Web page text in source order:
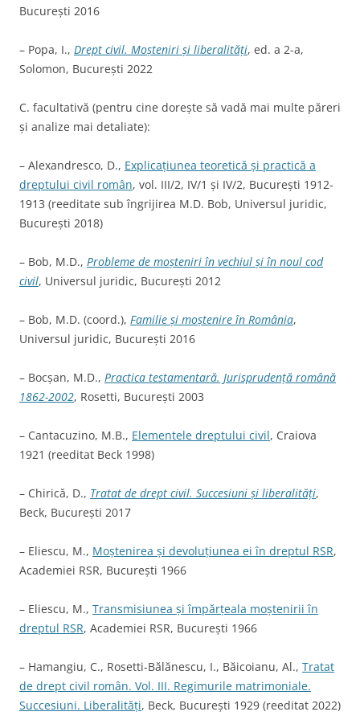
București 2016
– Popa, I., Drept civil. Moșteniri și liberalități, ed. a 2-a,
Solomon, București 2022
C. facultativă (pentru cine dorește să vadă mai multe păreri
și analize mai detaliate):
– Alexandresco, D., Explicațiunea teoretică și practică a
dreptului civil român, vol. III/2, IV/1 și IV/2, București 1912-
1913 (reeditate sub îngrijirea M.D. Bob, Universul juridic,
București 2018)
– Bob, M.D., Probleme de moșteniri în vechiul și în noul cod
civil, Universul juridic, București 2012
– Bob, M.D. (coord.), Familie și moștenire în România,
Universul juridic, București 2016
– Bocșan, M.D., Practica testamentară. Jurisprudență română
1862-2002, Rosetti, București 2003
– Cantacuzino, M.B., Elementele dreptului civil, Craiova
1921 (reeditat Beck 1998)
– Chirică, D., Tratat de drept civil. Succesiuni și liberalități,
Beck, București 2017
– Eliescu, M., Moștenirea și devoluțiunea ei în dreptul RSR,
Academiei RSR, București 1966
– Eliescu, M., Transmisiunea și împărțeala moștenirii în
dreptul RSR, Academiei RSR, București 1966
– Hamangiu, C., Rosetti-Bălănescu, I., Băicoianu, Al., Tratat
de drept civil român. Vol. III. Regimurile matrimoniale.
Succesiuni. Liberalități, Beck, București 1929 (reeditat 2022)